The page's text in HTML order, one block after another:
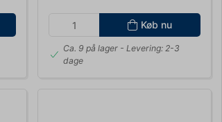
Køb nu
Ca. 9 på lager - Levering: 2-3
dage